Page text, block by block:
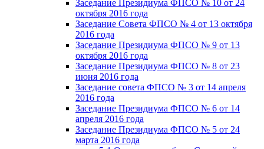
Заседание Президиума ФПСО № 10 от 24
октября 2016 года
Заседание Совета ФПСО № 4 от 13 октября
2016 года
Заседание Президиума ФПСО № 9 от 13
октября 2016 года
Заседание Президиума ФПСО № 8 от 23
июня 2016 года
Заседание совета ФПСО № 3 от 14 апреля
2016 года
Заседание Президиума ФПСО № 6 от 14
апреля 2016 года
Заседание Президиума ФПСО № 5 от 24
марта 2016 года